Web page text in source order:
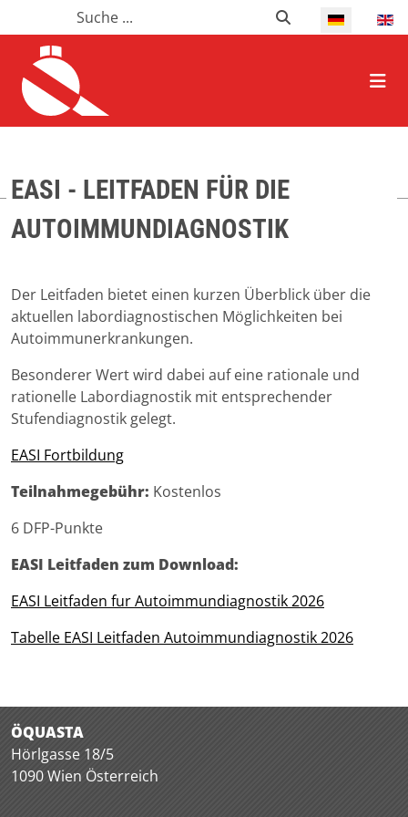
Suchen SuchenSelect your
HOME ALLGEMEIN
EASI - LEITFADEN FÜR DIE
AUTOIMMUNDIAGNOSTIK
Der Leitfaden bietet einen kurzen Überblick über die
aktuellen labordiagnostischen Möglichkeiten bei
Autoimmunerkrankungen.
Besonderer Wert wird dabei auf eine rationale und
rationelle Labordiagnostik mit entsprechender
Stufendiagnostik gelegt.
EASI Fortbildung
Teilnahmegebühr: Kostenlos
6 DFP-Punkte
EASI Leitfaden zum Download:
EASI Leitfaden fur Autoimmundiagnostik 2026
Tabelle EASI Leitfaden Autoimmundiagnostik 2026
ÖQUASTA
Hörlgasse 18/5
1090 Wien Österreich